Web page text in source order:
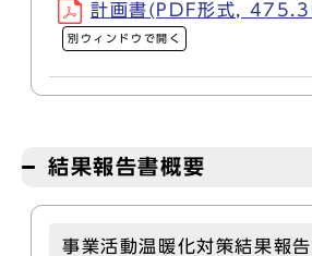
計画書(PDF形式,
別ウィンドウで開く
結果報告書概要
事業活動温暖化対策結果報